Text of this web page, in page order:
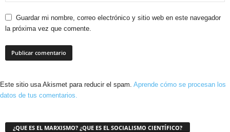
Guardar mi nombre, correo electrónico y sitio web en este navegador
la próxima vez que comente.
Este sitio usa Akismet para reducir el spam. Aprende cómo se procesan los
datos de tus comentarios.
¿QUE ES EL MARXISMO? ¿QUE ES EL SOCIALISMO CIENTÍFICO?